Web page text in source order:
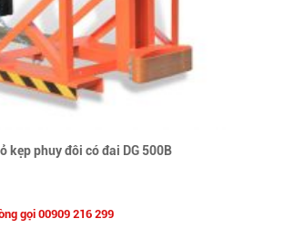
kẹp phuy đôi có đai DG 500B
gọi 00909 216 299